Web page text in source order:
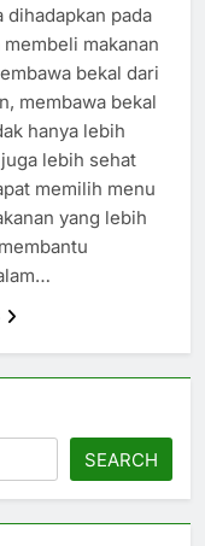
dihadapkan pada
makanan
bekal dari
membawa bekal
hanya lebih
lebih sehat
memilih menu
yang lebih
SEARCH